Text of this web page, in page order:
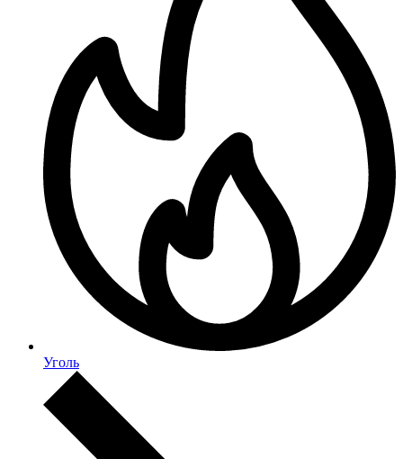
Уголь